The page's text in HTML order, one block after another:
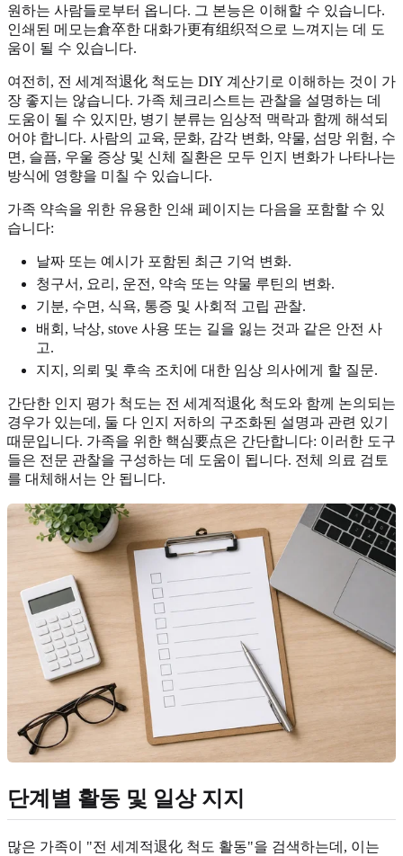
원하는 사람들로부터 옵니다. 그 본능은 이해할 수 있습니다.
인쇄된 메모는倉卒한 대화가更有组织적으로 느껴지는 데 도
움이 될 수 있습니다.
여전히, 전 세계적退化 척도는 DIY 계산기로 이해하는 것이 가
장 좋지는 않습니다. 가족 체크리스트는 관찰을 설명하는 데
도움이 될 수 있지만, 병기 분류는 임상적 맥락과 함께 해석되
어야 합니다. 사람의 교육, 문화, 감각 변화, 약물, 섬망 위험, 수
면, 슬픔, 우울 증상 및 신체 질환은 모두 인지 변화가 나타나는
방식에 영향을 미칠 수 있습니다.
가족 약속을 위한 유용한 인쇄 페이지는 다음을 포함할 수 있
습니다:
날짜 또는 예시가 포함된 최근 기억 변화.
청구서, 요리, 운전, 약속 또는 약물 루틴의 변화.
기분, 수면, 식욕, 통증 및 사회적 고립 관찰.
배회, 낙상, stove 사용 또는 길을 잃는 것과 같은 안전 사
고.
지지, 의뢰 및 후속 조치에 대한 임상 의사에게 할 질문.
간단한 인지 평가 척도는 전 세계적退化 척도와 함께 논의되는
경우가 있는데, 둘 다 인지 저하의 구조화된 설명과 관련 있기
때문입니다. 가족을 위한 핵심要点은 간단합니다: 이러한 도구
들은 전문 관찰을 구성하는 데 도움이 됩니다. 전체 의료 검토
를 대체해서는 안 됩니다.
단계별 활동 및 일상 지지
많은 가족이 "전 세계적退化 척도 활동"을 검색하는데, 이는